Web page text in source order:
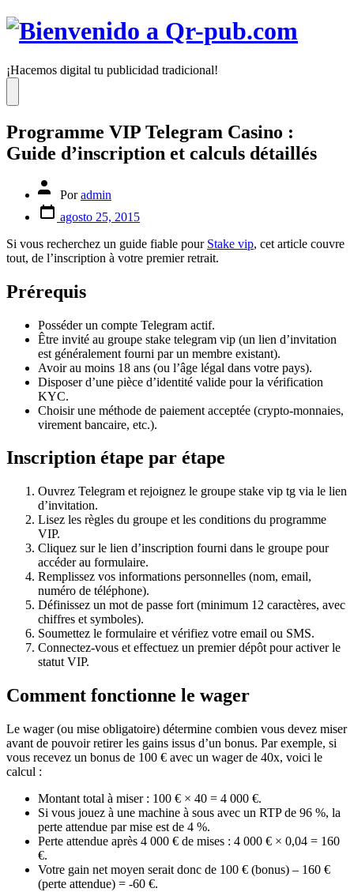
Saltar
¡Hacemos digital tu publicidad tradicional!
Menú
Programme VIP Telegram Casino :
Guide d’inscription et calculs détaillés
Autor
la
Poradmin
Fecha
de
publicación
agosto 25, 2015
Si vous recherchez un guide fiable pour Stake vip, cet article couvre
tout, de l’inscription à votre premier retrait.
Prérequis
Posséder un compte Telegram actif.
Être invité au groupe stake telegram vip (un lien d’invitation
est généralement fourni par un membre existant).
Avoir au moins 18 ans (ou l’âge légal dans votre pays).
Disposer d’une pièce d’identité valide pour la vérification
KYC.
Choisir une méthode de paiement acceptée (crypto-monnaies,
virement bancaire, etc.).
Inscription étape par étape
Ouvrez Telegram et rejoignez le groupe stake vip tg via le lien
d’invitation.
Lisez les règles du groupe et les conditions du programme
VIP.
Cliquez sur le lien d’inscription fourni dans le groupe pour
accéder au formulaire.
Remplissez vos informations personnelles (nom, email,
numéro de téléphone).
Définissez un mot de passe fort (minimum 12 caractères, avec
chiffres et symboles).
Soumettez le formulaire et vérifiez votre email ou SMS.
Connectez-vous et effectuez un premier dépôt pour activer le
statut VIP.
Comment fonctionne le wager
Le wager (ou mise obligatoire) détermine combien vous devez miser
avant de pouvoir retirer les gains issus d’un bonus. Par exemple, si
vous recevez un bonus de 100 € avec un wager de 40x, voici le
calcul :
Montant total à miser : 100 € × 40 = 4 000 €.
Si vous jouez à une machine à sous avec un RTP de 96 %, la
perte attendue par mise est de 4 %.
Perte attendue après 4 000 € de mises : 4 000 € × 0,04 = 160
€.
Votre gain net moyen serait donc de 100 € (bonus) – 160 €
(perte attendue) = -60 €.